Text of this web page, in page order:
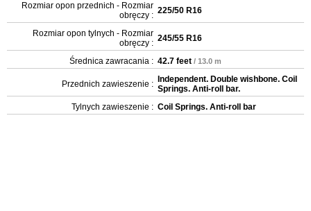
Rozmiar opon przednich - Rozmiar
obręczy : 225/50 R16
Rozmiar opon tylnych - Rozmiar
obręczy : 245/55 R16
Średnica zawracania : 42.7 feet / 13.0 m
Przednich zawieszenie :
Independent. Double wishbone. Coil
Springs. Anti-roll bar.
Tylnych zawieszenie : Coil Springs. Anti-roll bar